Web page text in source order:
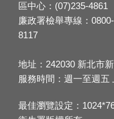
區中心：(07)235-4861
廉政署檢舉專線：
8117
地址：242030 新北市
服務時間：週一至週五
最佳瀏覽設定：